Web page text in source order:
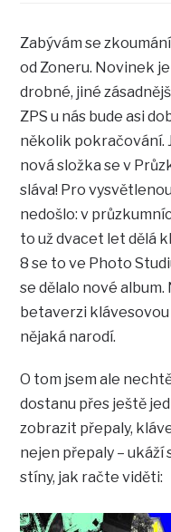
Zabývám se
od Zoneru. Novinek
drobné, jiné
ZPS u nás bude asi
několik pokračování.
nová složka se v
sláva! Pro
nedošlo: v
to už dvacet let dělá
8 se to ve Photo
se dělalo nové
betaverzi
nějaká narodí.
O tom jsem ale
dostanu přes ještě
zobrazit přepaly,
nejen přepaly – ukáží
stíny, jak račte viděti: